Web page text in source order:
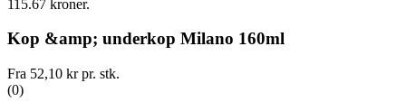
Kop &amp; underkop Milano 160ml
Fra 52,10 krpr. stk.
(0)